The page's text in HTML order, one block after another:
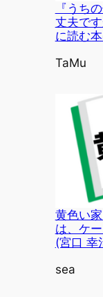
『うち
丈夫で
に読む
投稿者
TaMu
黄色い
は、ケ
(宮口 幸
投稿者
sea